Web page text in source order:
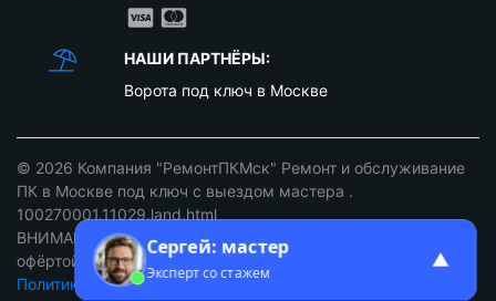
НАШИ ПАРТНЁРЫ:
Ворота под ключ в Москве
© 2026 Компания "РемонтПКМск" Ремонт и обслуживание
ПК в Москве под ключ с выездом мастера .
100270001.11029.land.html
ВНИМАНИЕ: ст. 437 ГК РФ. Цены не являются публичной
офёртой уточняйте у наших менеджеров!
Политика конфиденциальности/
Сергей: мастер
Эксперт со стажем ▲